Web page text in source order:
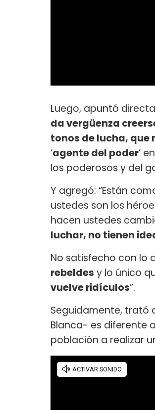
Luego, apuntó
da vergüenza
tonos de lucha, que
‘agente del poder’
los poderosos y del
Y agregó: “Están
ustedes son los
hacen ustedes
luchar, no tienen
No satisfecho con lo
rebeldes y lo único
vuelve ridículos”.
Seguidamente, trató
Blanca- es diferente
población a realizar